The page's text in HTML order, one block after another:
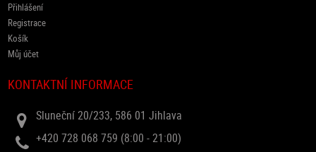
Přihlášení
Registrace
Košík
Můj účet
KONTAKTNÍ INFORMACE
Sluneční 20/233, 586 01 Jihlava
+420 728 068 759 (8:00 - 21:00)